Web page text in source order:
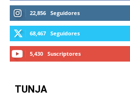
22,856 Seguidores
68,467 Seguidores
5,430 Suscriptores
TUNJA